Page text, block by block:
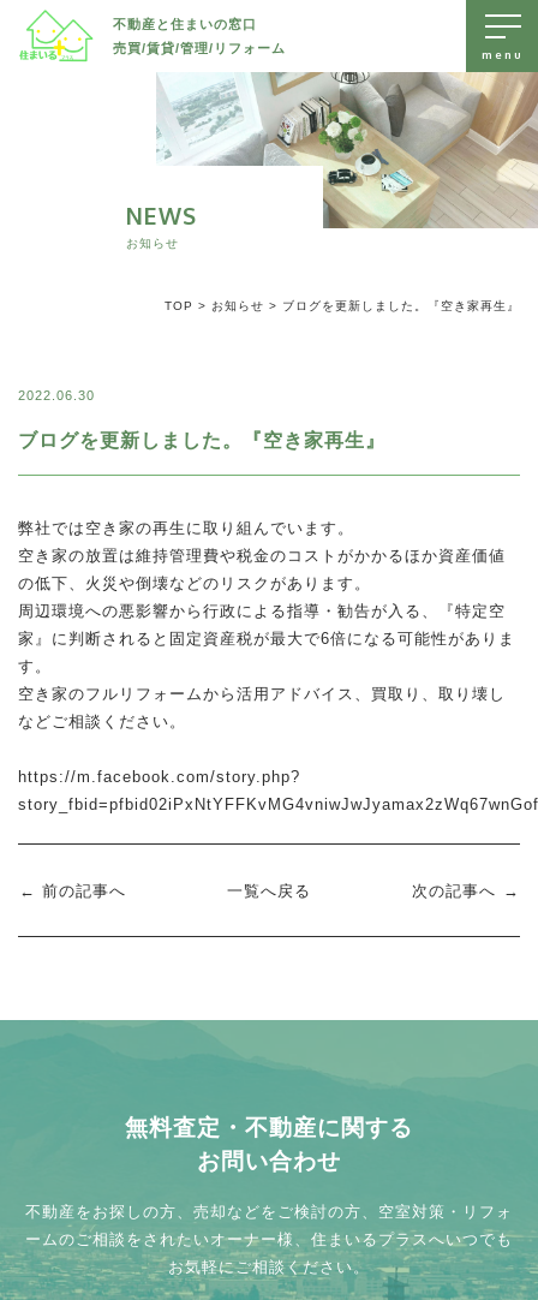
不動産と住まいの窓口
売買/賃貸/管理/リフォーム
売出物件を探す
マンション/アパート
須坂市
千曲市
その他(長野県外)
賃貸物件を探す
長野市
須坂市
千曲市
上田市
その他(長野県外)
3DK/3LDK
水回り
その他
無料査定・不動産に関するお問い合わせ
住まいるプラスへいつでもお気軽にご相談ください。
TEL.026-217-7074
- 受付時間 9:00〜19:00 -
（時間外も対応可能です。お気軽にご連絡ください）
NEWS
お知らせ
TOP > お知らせ > ブログを更新しました。『空き家再生』
2022.06.30
ブログを更新しました。『空き家再生』
弊社では空き家の再生に取り組んでいます。
空き家の放置は維持管理費や税金のコストがかかるほか資産価値
の低下、火災や倒壊などのリスクがあります。
周辺環境への悪影響から行政による指導・勧告が入る、『特定空
家』に判断されると固定資産税が最大で6倍になる可能性がありま
す。
空き家のフルリフォームから活用アドバイス、買取り、取り壊し
などご相談ください。
https://m.facebook.com/story.php?
前の記事へ 一覧へ戻る 次の記事へ
無料査定・不動産に関する
お問い合わせ
不動産をお探しの方、売却などをご検討の方、 空室対策・リフォ
ームのご相談をされたいオーナー様、 住まいるプラスへいつでも
お気軽にご相談ください。